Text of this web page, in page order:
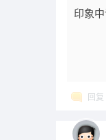
印象
回复